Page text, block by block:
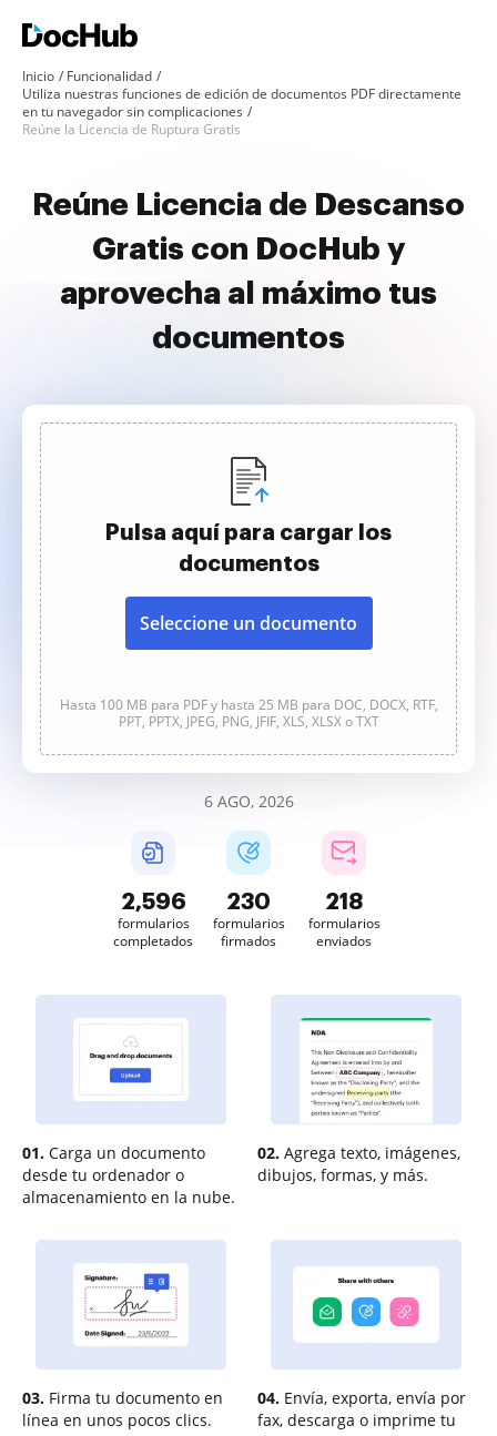
Inicio
Funcionalidad
Utiliza nuestras funciones de edición de documentos PDF directamente
en tu navegador sin complicaciones
Reúne la Licencia de Ruptura Gratis
Reúne Licencia de Descanso
Gratis con DocHub y
aprovecha al máximo tus
documentos
Pulsa aquí para cargar los
documentos
Seleccione un documento
Hasta 100 MB para PDF y hasta 25 MB para DOC, DOCX, RTF,
PPT, PPTX, JPEG, PNG, JFIF, XLS, XLSX o TXT
6 AGO, 2026
2,596
formularios
completados
230
formularios
firmados
218
formularios
enviados
01. Carga un documento
desde tu ordenador o
almacenamiento en la nube.
02. Agrega texto, imágenes,
dibujos, formas, y más.
03. Firma tu documento en
línea en unos pocos clics.
04. Envía, exporta, envía por
fax, descarga o imprime tu